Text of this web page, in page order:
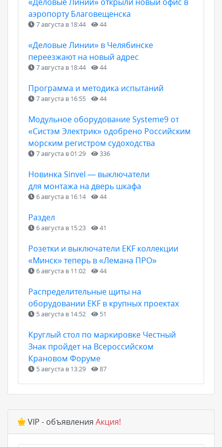
аэропорту Благовещенска
7 августа в 18:44 44
«Деловые Линии» в Челябинске
переезжают на новый адрес
7 августа в 18:44 44
Программа и методика испытаний
7 августа в 16:55 44
Модульное оборудование Systeme9 от
«Систэм Электрик» одобрено Российским
морским регистром судоходства
7 августа в 01:29 336
Новинка Sinvel — выключатели
для монтажа на дверь шкафа
6 августа в 16:14 44
Раздел
6 августа в 15:23 41
Розетки и выключатели EKF коллекции
«Минск» теперь в «Лемана ПРО»
6 августа в 11:02 44
Распределительные щиты на
оборудовании EKF в крупных проектах
5 августа в 14:52 51
Круглый стол по маркировке Честный
Знак пройдет на Всероссийском
Крановом Форуме
5 августа в 13:29 87
VIP - объявления Акция!